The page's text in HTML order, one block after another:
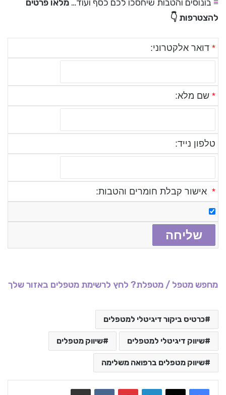
≡ בונוסים והטבות שיחסכו לכם כסף ועוד… מלאו פרטים
להצטרפות 👇
*דואר אלקטרוני:
*שם מלא:
טלפון נייד:
*אישור קבלת חומרים והטבות:
מחפש מטפל / מטפלת? לחץ לרשימת מטפלים באזור שלך
כרטיס ביקור דיגיטלי למטפלים
שיווק דיגיטלי למטפלים שיווק מטפלים
שיווק מטפלים ברפואה משלימה
LinkedIn
Pinterest
VKontakteשתף בדואר אלקטרוני